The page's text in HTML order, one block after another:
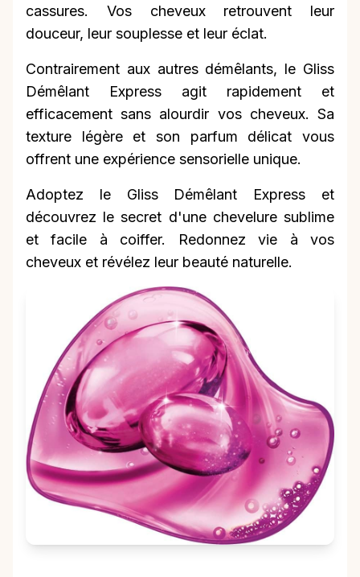
cassures. Vos cheveux retrouvent leur
douceur, leur souplesse et leur éclat.
Contrairement aux autres démêlants, le Gliss
Démêlant Express agit rapidement et
efficacement sans alourdir vos cheveux. Sa
texture légère et son parfum délicat vous
offrent une expérience sensorielle unique.
Adoptez le Gliss Démêlant Express et
découvrez le secret d'une chevelure sublime
et facile à coiffer. Redonnez vie à vos
cheveux et révélez leur beauté naturelle.